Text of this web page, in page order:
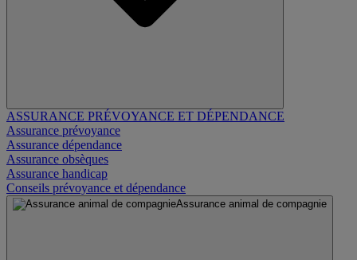
ASSURANCE PRÉVOYANCE ET DÉPENDANCE
Assurance prévoyance
Assurance dépendance
Assurance obsèques
Assurance handicap
Conseils prévoyance et dépendance
Assurance animal de compagnie